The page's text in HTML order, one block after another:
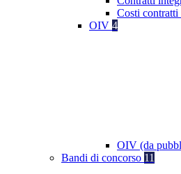
Costi
OIV 4
OIV (da
Bandi di concorso 11